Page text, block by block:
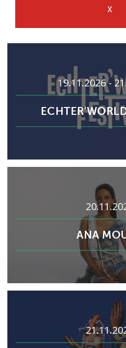
X
19.11.2026 -
ANA